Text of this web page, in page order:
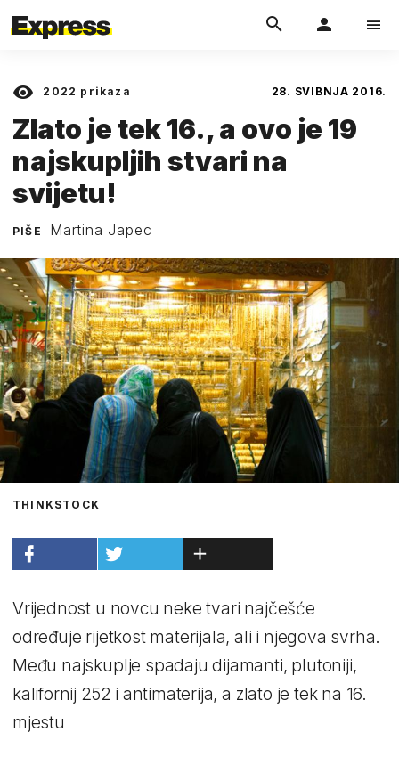
2022 prikaza 28. SVIBNJA 2016.
Zlato je tek 16., a ovo je 19
najskupljih stvari na
svijetu!
PIŠE Martina Japec
THINKSTOCK
Vrijednost u novcu neke tvari najčešće
određuje rijetkost materijala, ali i njegova svrha.
Među najskuplje spadaju dijamanti, plutoniji,
kalifornij 252 i antimaterija, a zlato je tek na 16.
mjestu